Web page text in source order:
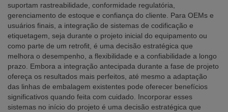
suportam rastreabilidade, conformidade regulatória,
gerenciamento de estoque e confiança do cliente. Para OEMs e
usuários finais, a integração de sistemas de codificação e
etiquetagem, seja durante o projeto inicial do equipamento ou
como parte de um retrofit, é uma decisão estratégica que
melhora o desempenho, a flexibilidade e a confiabilidade a longo
prazo. Embora a integração antecipada durante a fase de projeto
ofereça os resultados mais perfeitos, até mesmo a adaptação
das linhas de embalagem existentes pode oferecer benefícios
significativos quando feita com cuidado. Incorporar esses
sistemas no início do projeto é uma decisão estratégica que